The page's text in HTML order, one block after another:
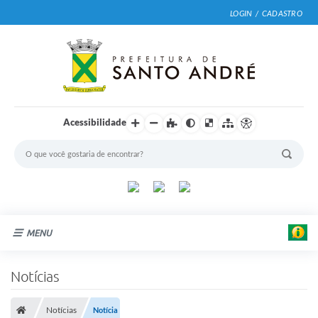
LOGIN / CADASTRO
Acessibilidade
MENU
Notícias
Notícias Notícia